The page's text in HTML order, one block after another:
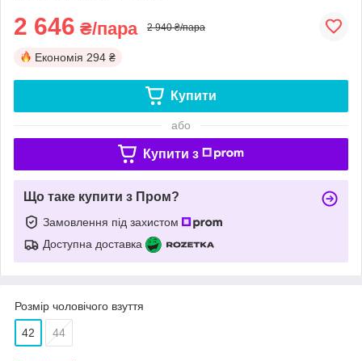
2 646 ₴/пара 2 940 ₴/пара
Економія 294 ₴
Купити
або
Купити з
Що таке купити з Пром?
Замовлення під захистом
Доступна доставка
Розмір чоловічого взуття
42 44